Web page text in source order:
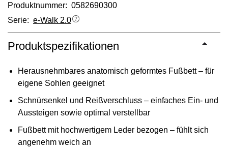
Produktnummer: 0582690300
Serie: e-Walk 2.0
Produktspezifikationen
Herausnehmbares anatomisch geformtes Fußbett – für
eigene Sohlen geeignet
Schnürsenkel und Reißverschluss – einfaches Ein- und
Aussteigen sowie optimal verstellbar
Fußbett mit hochwertigem Leder bezogen – fühlt sich
angenehm weich an